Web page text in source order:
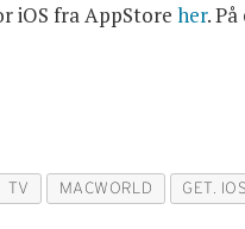
iOS fra AppStoreher.
TV MACWORLD GET. IOS